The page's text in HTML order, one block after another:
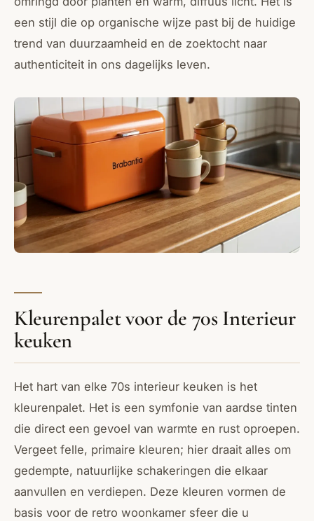
een stijl die op organische wijze past bij de huidige
trend van duurzaamheid en de zoektocht naar
authenticiteit in ons dagelijks leven.
Kleurenpalet voor de 70s Interieur
keuken
Het hart van elke 70s interieur keuken is het
kleurenpalet. Het is een symfonie van aardse tinten
die direct een gevoel van warmte en rust oproepen.
Vergeet felle, primaire kleuren; hier draait alles om
gedempte, natuurlijke schakeringen die elkaar
aanvullen en verdiepen. Deze kleuren vormen de
basis voor de retro woonkamer sfeer die u